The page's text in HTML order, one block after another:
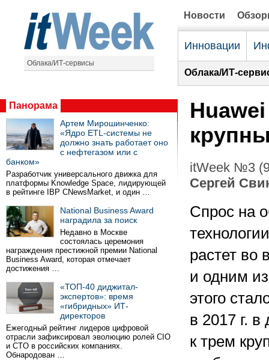
Облака/ИТ-сервисы
Новости
Инновации
Облака/ИТ-
Панорама
Артем Мирошинченко:
«Ядро ETL-системы не
должно знать работает оно
с нефтегазом или с
банком»
Разработчик универсального движка для
платформы Knowledge Space, лидирующей
в рейтинге IBP CNewsMarket, и один …
National Business Award
наградила за поиск
Недавно в Москве
состоялась церемония
награждения престижной премии National
Business Award, которая отмечает
достижения …
«ТОП-40 диджитал-
экспертов»: время
«гибридных» ИТ-
директоров
Ежегодный рейтинг лидеров цифровой
отрасли зафиксировал эволюцию ролей CIO
и CTO в российских компаниях.
Обнародован …
itWeek №3
Сергей
Спрос на
растет во
и одним
этого
в 2017 г. в
к трем